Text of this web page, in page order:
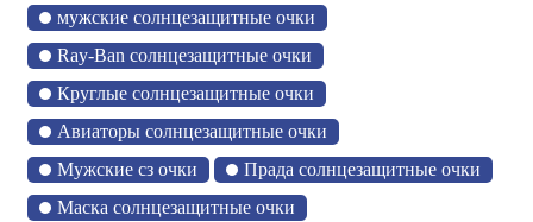
мужские солнцезащитные очки
Ray-Ban солнцезащитные очки
Круглые солнцезащитные очки
Авиаторы солнцезащитные очки
Мужские сз очки
Прада солнцезащитные очки
Маска солнцезащитные очки